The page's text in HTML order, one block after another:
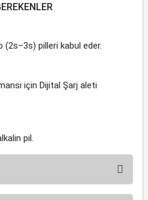
(2s–3s) pilleri kabul eder.
için Dijital Şarj aleti
pil.